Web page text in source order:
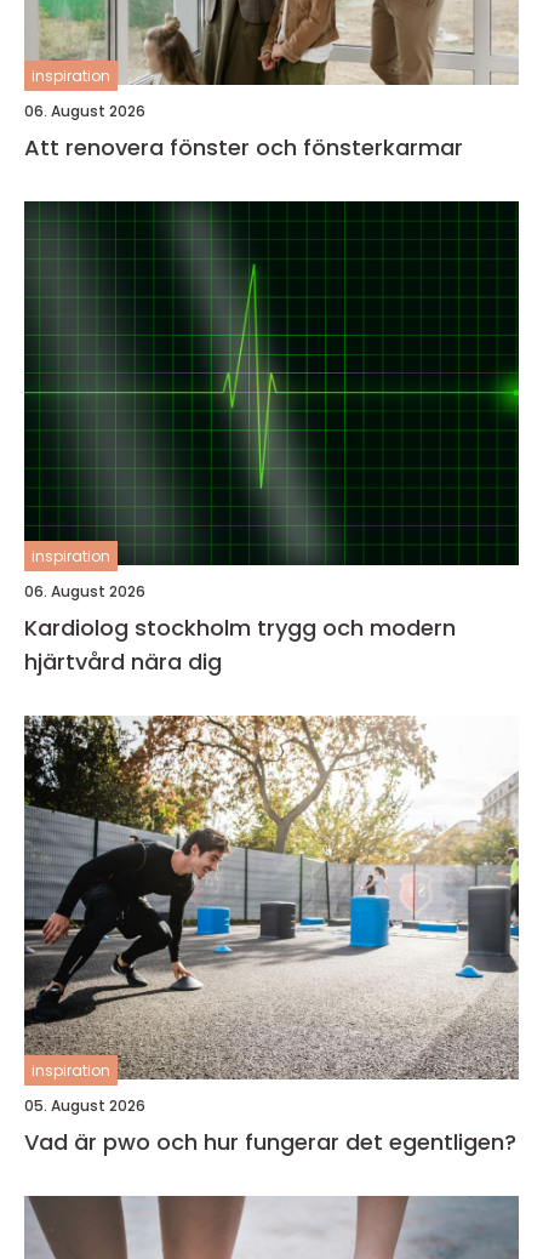
inspiration
06. August 2026
Att renovera fönster och fönsterkarmar
inspiration
06. August 2026
Kardiolog stockholm trygg och modern
hjärtvård nära dig
inspiration
05. August 2026
Vad är pwo och hur fungerar det egentligen?